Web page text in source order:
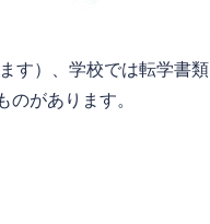
す）、学校では転学書類
があります。